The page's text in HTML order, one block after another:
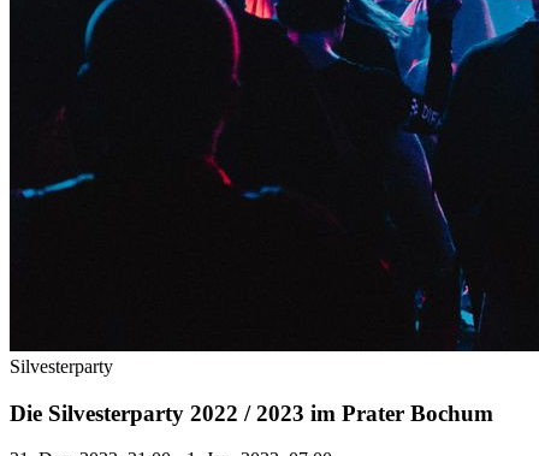
Silvesterparty
Die Silvesterparty 2022 / 2023 im Prater Bochum